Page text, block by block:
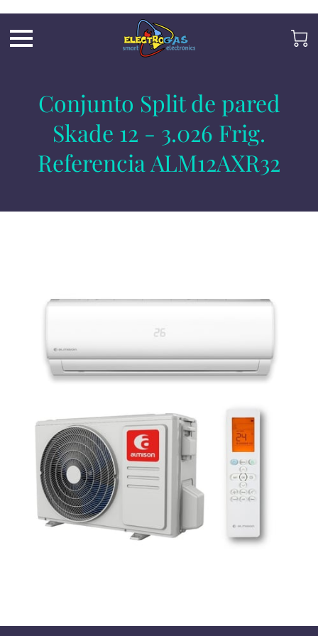
Conjunto Split de pared
Skade 12 - 3.026 Frig.
Referencia ALM12AXR32